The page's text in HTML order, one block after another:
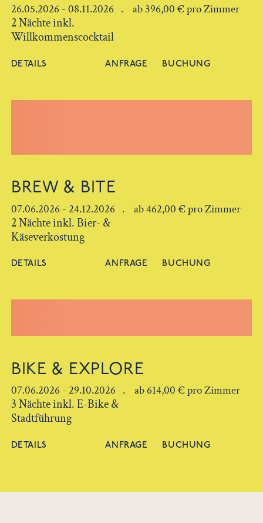
26.05.2026 - 08.11.2026 . ab 396,00 € pro Zimmer
2 Nächte inkl.
Willkommenscocktail
DETAILS ANFRAGE BUCHUNG
BREW & BITE
07.06.2026 - 24.12.2026 . ab 462,00 € pro Zimmer
2 Nächte inkl. Bier- &
Käseverkostung
DETAILS ANFRAGE BUCHUNG
BIKE & EXPLORE
07.06.2026 - 29.10.2026 . ab 614,00 € pro Zimmer
3 Nächte inkl. E-Bike &
Stadtführung
DETAILS ANFRAGE BUCHUNG